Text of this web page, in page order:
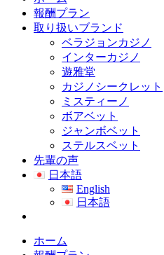
報酬プラン
取り扱いブランド
ベラジョンカジノ
インターカジノ
遊雅堂
カジノシークレット
ミスティーノ
ボアベット
ジャンボベット
ステルスベット
先輩の声
日本語
English
日本語
ホーム